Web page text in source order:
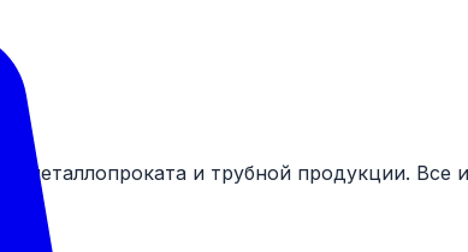
металлопроката и трубной продукции.